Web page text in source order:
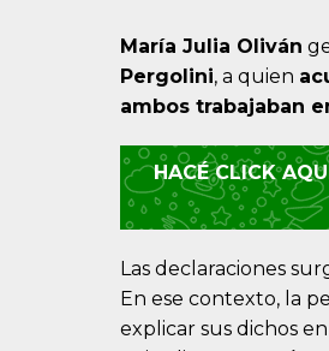
María Julia Oliván
Pergolini, a quien
ambos trabajaban
HACÉ CLICK
Las declaraciones
En ese contexto, la
explicar sus dichos